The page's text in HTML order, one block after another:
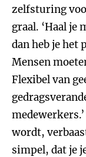
zelfsturing
graal. ‘Haal je
dan heb je het
Mensen
Flexibel van
wordt,
simpel, dat je